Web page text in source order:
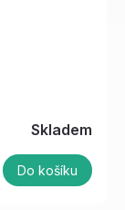
Skladem
Do košíku